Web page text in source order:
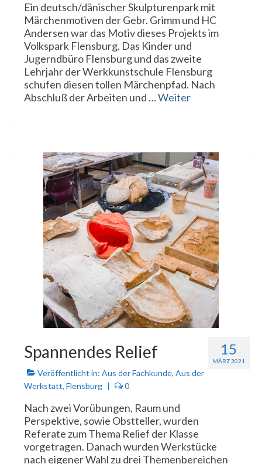
Ein deutsch/dänischer Skulpturenpark mit
Märchenmotiven der Gebr. Grimm und HC
Andersen war das Motiv dieses Projekts im
Volkspark Flensburg. Das Kinder und
Jugerndbüro Flensburg und das zweite
Lehrjahr der Werkkunstschule Flensburg
schufen diesen tollen Märchenpfad. Nach
Abschluß der Arbeiten und …Weiter
15
MÄRZ 2021
Spannendes Relief
Veröffentlicht in: Aus der Fachkunde, Aus der
Werkstatt, Flensburg | 0
Nach zwei Vorübungen, Raum und
Perspektive, sowie Obstteller, wurden
Referate zum Thema Relief der Klasse
vorgetragen. Danach wurden Werkstücke
nach eigener Wahl zu drei Themenbereichen